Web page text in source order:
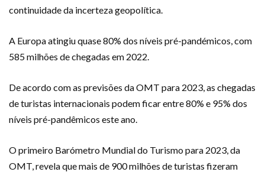
continuidade da incerteza geopolítica.
A Europa atingiu quase 80% dos níveis pré-pandémicos, com
585 milhões de chegadas em 2022.
De acordo com as previsões da OMT para 2023, as chegadas
de turistas internacionais podem ficar entre 80% e 95% dos
níveis pré-pandêmicos este ano.
O primeiro Barómetro Mundial do Turismo para 2023, da
OMT, revela que mais de 900 milhões de turistas fizeram